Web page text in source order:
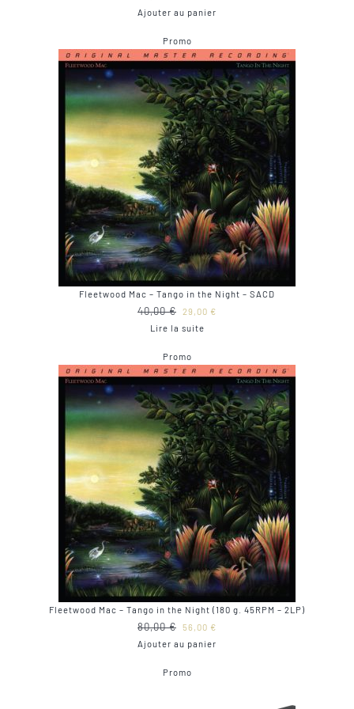
prix
était :
40,00 €.29,00 €.
Ajouter au panier
PromoProduit
en
promotion
Fleetwood Mac – Tango in the Night – SACD
40,00€
Le
prix
était :
40,00 €.
29,00 €
29,00 €.
Lire la suite
PromoProduit
en
promotion
Fleetwood Mac – Tango in the Night (180 g. 45RPM – 2LP)
80,00€
Le
prix
était :
56,00 €
Ajouter au panier
PromoProduit